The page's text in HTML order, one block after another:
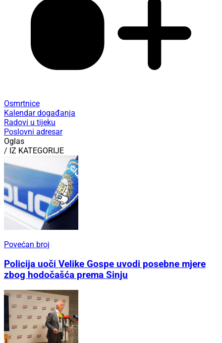
Osmrtnice
Kalendar događanja
Radovi u tijeku
Poslovni adresar
Oglas
/ IZ KATEGORIJE
Povećan broj
Policija uoči Velike Gospe uvodi posebne mjere
zbog hodočašća prema Sinju